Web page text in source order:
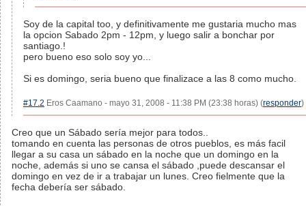
Soy de la capital too, y definitivamente me gustaria mucho mas
la opcion Sabado 2pm - 12pm, y luego salir a bonchar por
santiago.!
pero bueno eso solo soy yo...
Si es domingo, seria bueno que finalizace a las 8 como mucho.
#17.2 Eros Caamano - mayo 31, 2008 - 11:38 PM (23:38 horas) (responder)
Creo que un Sábado sería mejor para todos..
tomando en cuenta las personas de otros pueblos, es más facil
llegar a su casa un sábado en la noche que un domingo en la
noche, además si uno se cansa el sábado ,puede descansar el
domingo en vez de ir a trabajar un lunes. Creo fielmente que la
fecha debería ser sábado.